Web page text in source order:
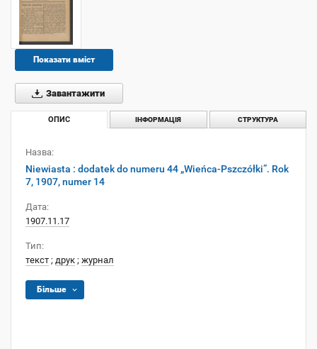
Показати вміст
Завантажити
ОПИС ІНФОРМАЦІЯ СТРУКТУРА
Назва:
Niewiasta : dodatek do numeru 44 „Wieńca-Pszczółki”. Rok
7, 1907, numer 14
Дата:
1907.11.17
Тип:
текст ; друк ; журнал
Більше